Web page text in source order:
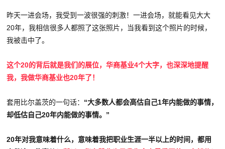
昨天一进会场，我受到一波很强的刺激！一进会场，就能看见大大
20年，我相信很多人都照了这张照片，当我看到这个照片的时候，
我被击中了。
这个20的背后就是我们的展位，华商基业4个大字，也深深地提醒
我，我做华商基业也20年了！
套用比尔盖茨的一句话： “大多数人都会高估自己1年内能做的事情，
却低估自己20年内能做的事情。”
20年对我意味着什么，意味着我把职业生涯一半以上的时间，都用